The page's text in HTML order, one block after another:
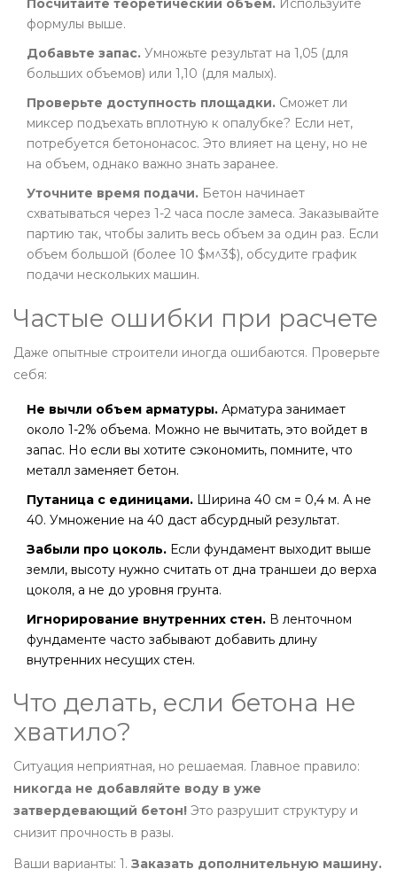
Посчитайте теоретический объем. Используйте
формулы выше.
Добавьте запас. Умножьте результат на 1,05 (для
больших объемов) или 1,10 (для малых).
Проверьте доступность площадки. Сможет ли
миксер подъехать вплотную к опалубке? Если нет,
потребуется бетононасос. Это влияет на цену, но не
на объем, однако важно знать заранее.
Уточните время подачи. Бетон начинает
схватываться через 1-2 часа после замеса. Заказывайте
партию так, чтобы залить весь объем за один раз. Если
объем большой (более 10 $м^3$), обсудите график
подачи нескольких машин.
Частые ошибки при расчете
Даже опытные строители иногда ошибаются. Проверьте
себя:
Не вычли объем арматуры. Арматура занимает
около 1-2% объема. Можно не вычитать, это войдет в
запас. Но если вы хотите сэкономить, помните, что
металл заменяет бетон.
Путаница с единицами. Ширина 40 см = 0,4 м. А не
40. Умножение на 40 даст абсурдный результат.
Забыли про цоколь. Если фундамент выходит выше
земли, высоту нужно считать от дна траншеи до верха
цоколя, а не до уровня грунта.
Игнорирование внутренних стен. В ленточном
фундаменте часто забывают добавить длину
внутренних несущих стен.
Что делать, если бетона не
хватило?
Ситуация неприятная, но решаемая. Главное правило:
никогда не добавляйте воду в уже
затвердевающий бетон! Это разрушит структуру и
снизит прочность в разы.
Ваши варианты: 1. Заказать дополнительную машину.